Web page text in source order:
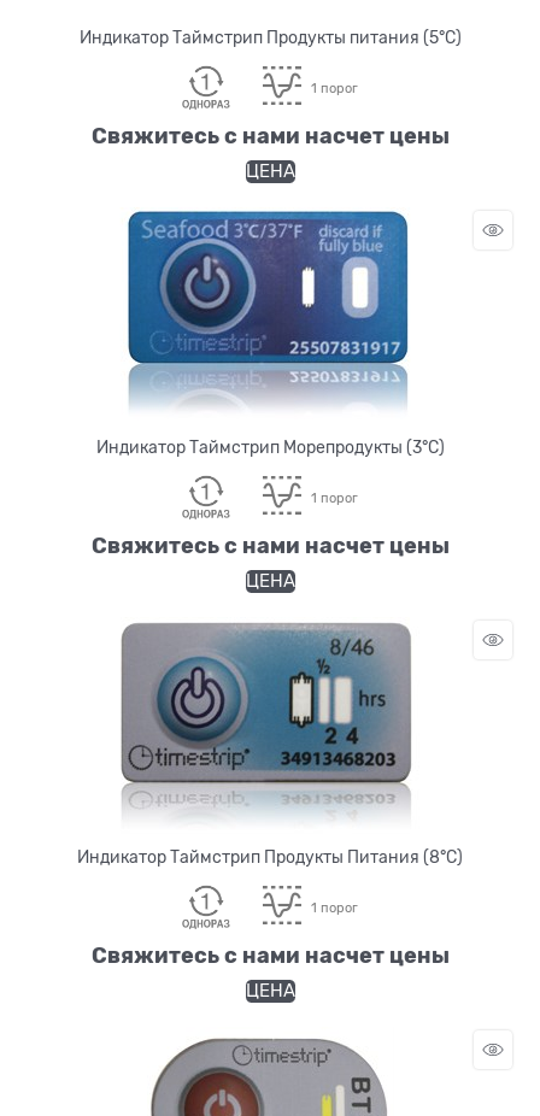
Индикатор Таймстрип Продукты питания (5°С)
1 порог
Свяжитесь с нами насчет цены
ЦЕНА
Индикатор Таймстрип Морепродукты (3°С)
1 порог
Свяжитесь с нами насчет цены
ЦЕНА
Индикатор Таймстрип Продукты Питания (8°С)
1 порог
Свяжитесь с нами насчет цены
ЦЕНА